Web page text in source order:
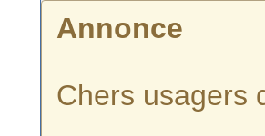
Annonce
Chers usagers